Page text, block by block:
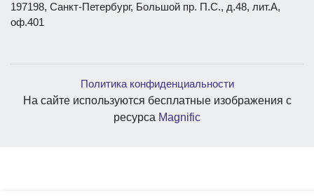
197198, Санкт-Петербург, Большой пр. П.С., д.48, лит.А,
оф.401
Политика конфиденциальности
На сайте используются бесплатные изображения с
ресурса Magnific